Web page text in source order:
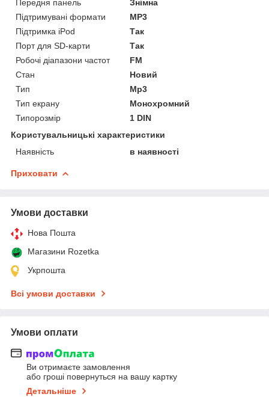
Передня панель
Знімна
Підтримувані формати
MP3
Підтримка iPod
Так
Порт для SD-карти
Так
Робочі діапазони частот
FM
Стан
Новий
Тип
Mp3
Тип екрану
Монохромний
Типорозмір
1 DIN
Користувальницькі характеристики
Наявність
в наявності
Приховати
Умови доставки
Нова Пошта
Магазини Rozetka
Укрпошта
Всі умови доставки
Умови оплати
Ви отримаєте замовлення
або гроші повернуться на вашу картку
Детальніше